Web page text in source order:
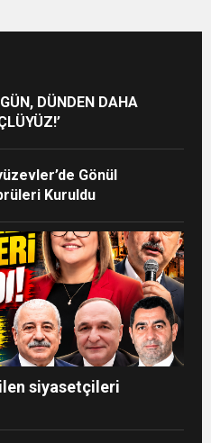
DÜNDEN DAHA
Gönül
Kuruldu
siyasetçileri